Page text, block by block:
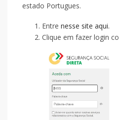
estado Portugues.
Entre nesse site aqui.
Clique em fazer login